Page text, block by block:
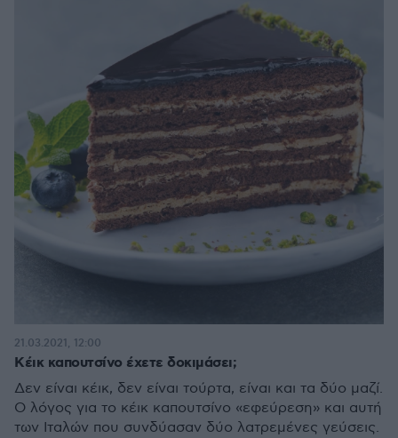
Κέικ καπουτσίνο έχετε δοκιμάσει;
Δεν είναι κέικ, δεν είναι τούρτα, είναι και τα δύο μαζί.
Ο λόγος για το κέικ καπουτσίνο «εφεύρεση» και αυτή
των Ιταλών που συνδύασαν δύο λατρεμένες γεύσεις.
21.03.2021, 12:00